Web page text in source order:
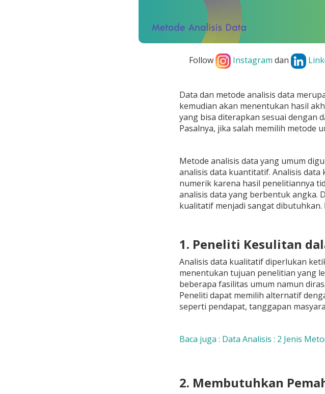
Follow Instagram dan
Data dan metode analisis data
kemudian akan menentukan hasil
yang bisa diterapkan sesuai dengan
Pasalnya, jika salah memilih metode
Metode analisis data yang umum
analisis data kuantitatif. Analisis
numerik karena hasil penelitiannya
analisis data yang berbentuk angka.
kualitatif menjadi sangat dibutuhkan.
1. Peneliti Kesulitan
Analisis data kualitatif diperlukan
menentukan tujuan penelitian yang
beberapa fasilitas umum namun
Peneliti dapat memilih alternatif
seperti pendapat, tanggapan
Baca juga : Data Analisis : 2 Jenis
2. Membutuhkan